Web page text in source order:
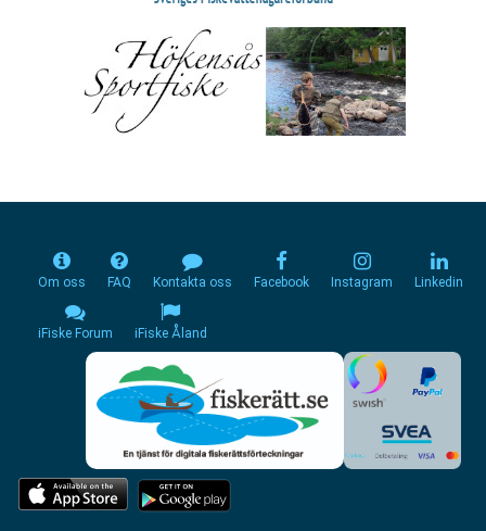
Om oss FAQ Kontakta oss Facebook Instagram Linkedin
iFiske Forum iFiske Åland